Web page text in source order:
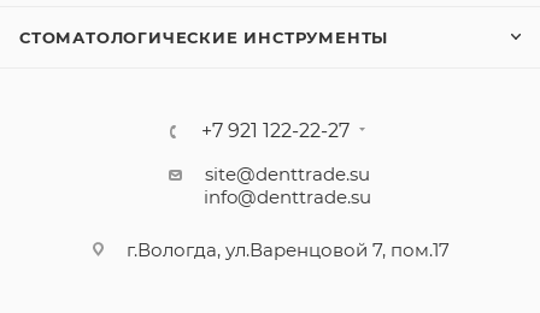
СТОМАТОЛОГИЧЕСКИЕ ИНСТРУМЕНТЫ
+7 921 122-22-27
site@denttrade.su
info@denttrade.su
г.Вологда, ул.Варенцовой 7, пом.17